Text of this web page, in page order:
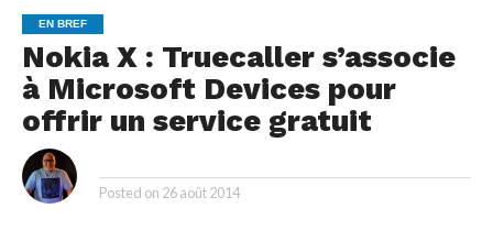
EN BREF
Nokia X : Truecaller s’associe
à Microsoft Devices pour
offrir un service gratuit
Posted on 26 août 2014